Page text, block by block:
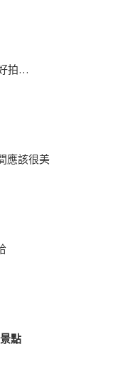
拍…
應該很美
點